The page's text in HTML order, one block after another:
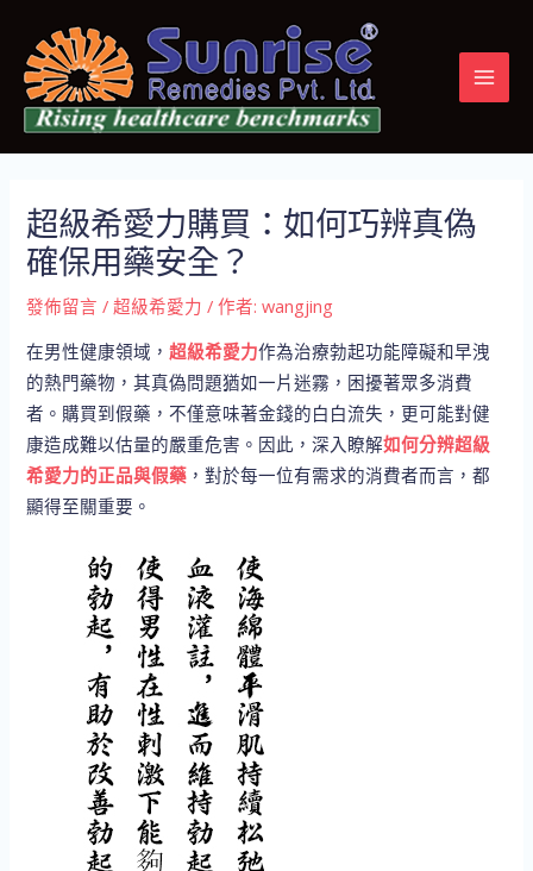
超級希愛力購買：如何巧辨真偽
確保用藥安全？
發佈留言 /超級希愛力 / 作者:wangjing
在男性健康領域，超級希愛力作為治療勃起功能障礙和早洩
的熱門藥物，其真偽問題猶如一片迷霧，困擾著眾多消費
者。購買到假藥，不僅意味著金錢的白白流失，更可能對健
康造成難以估量的嚴重危害。因此，深入瞭解如何分辨超級
希愛力的正品與假藥 ，對於每一位有需求的消費者而言，都
顯得至關重要。
navigation